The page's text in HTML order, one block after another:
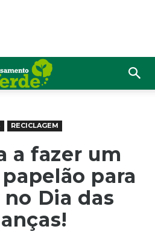
RECICLAGEM
a fazer um
para
Dia das